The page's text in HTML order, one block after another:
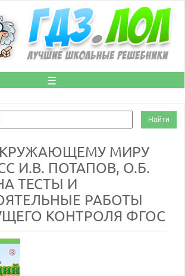
☰
МИРУ
И.В. ПОТАПОВ, О.Б.
ТЕСТЫ И
РАБОТЫ
КОНТРОЛЯ ФГОС